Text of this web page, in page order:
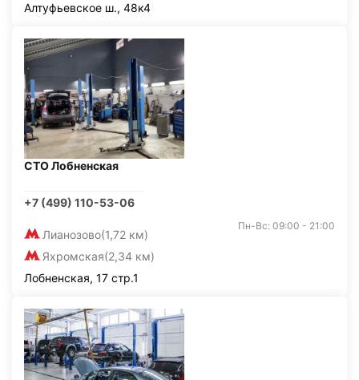
Алтуфьевское ш., 48к4
СТО Лобненская
+7 (499) 110-53-06
Лианозово(1,72 км)
Яхромская(2,34 км)
Пн-Вс: 09:00 - 21:00
Лобненская, 17 стр.1